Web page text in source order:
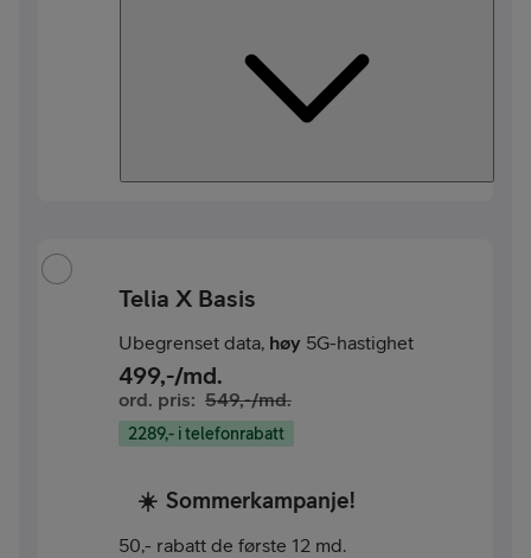
Telia X Basis
Ubegrenset data, høy 5G-hastighet
499,-/md.
ord. pris: 549,-/md.
2289,- i telefonrabatt
☀️ Sommerkampanje!
50,- rabatt de første 12 md.